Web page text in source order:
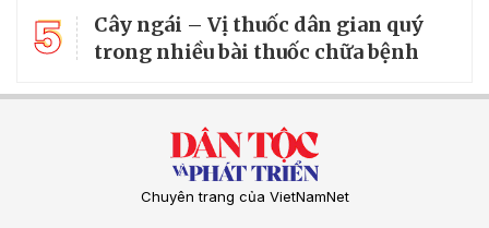
5
Cây ngái – Vị thuốc dân gian quý
trong nhiều bài thuốc chữa bệnh
Chuyên trang của VietNamNet